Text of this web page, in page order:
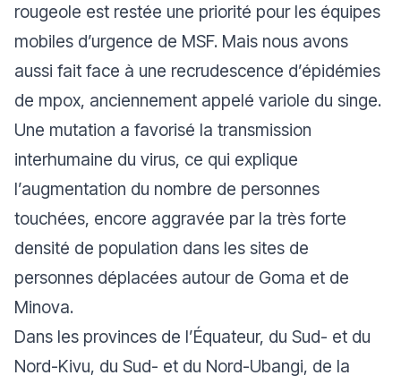
rougeole est restée une priorité pour les équipes
mobiles d’urgence de MSF. Mais nous avons
aussi fait face à une recrudescence d’épidémies
de mpox, anciennement appelé variole du singe.
Une mutation a favorisé la transmission
interhumaine du virus, ce qui explique
l’augmentation du nombre de personnes
touchées, encore aggravée par la très forte
densité de population dans les sites de
personnes déplacées autour de Goma et de
Minova.
Dans les provinces de l’Équateur, du Sud- et du
Nord-Kivu, du Sud- et du Nord-Ubangi, de la